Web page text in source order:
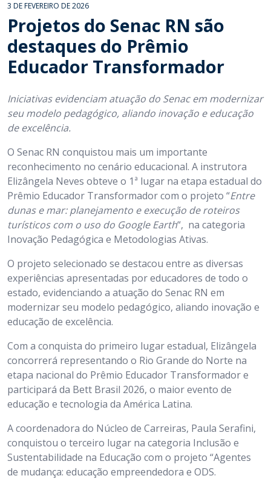
3 DE FEVEREIRO DE 2026
Projetos do Senac RN são
destaques do Prêmio
Educador Transformador
Iniciativas evidenciam atuação do Senac em modernizar
seu modelo pedagógico, aliando inovação e educação
de excelência.
O Senac RN conquistou mais um importante
reconhecimento no cenário educacional. A instrutora
Elizângela Neves obteve o 1ª lugar na etapa estadual do
Prêmio Educador Transformador com o projeto “Entre
dunas e mar: planejamento e execução de roteiros
turísticos com o uso do Google Earth“, na categoria
Inovação Pedagógica e Metodologias Ativas.
O projeto selecionado se destacou entre as diversas
experiências apresentadas por educadores de todo o
estado, evidenciando a atuação do Senac RN em
modernizar seu modelo pedagógico, aliando inovação e
educação de excelência.
Com a conquista do primeiro lugar estadual, Elizângela
concorrerá representando o Rio Grande do Norte na
etapa nacional do Prêmio Educador Transformador e
participará da Bett Brasil 2026, o maior evento de
educação e tecnologia da América Latina.
A coordenadora do Núcleo de Carreiras, Paula Serafini,
conquistou o terceiro lugar na categoria Inclusão e
Sustentabilidade na Educação com o projeto “Agentes
de mudança: educação empreendedora e ODS.